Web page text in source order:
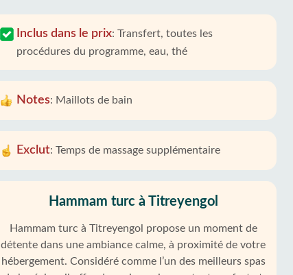
Inclus dans le prix: Transfert, toutes les
procédures du programme, eau, thé
Notes: Maillots de bain
Exclut: Temps de massage supplémentaire
Hammam turc à Titreyengol
Hammam turc à Titreyengol propose un moment de
détente dans une ambiance calme, à proximité de votre
hébergement. Considéré comme l’un des meilleurs spas